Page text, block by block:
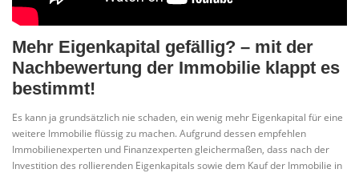
Mehr Eigenkapital gefällig? – mit der
Nachbewertung der Immobilie klappt es
bestimmt!
Es kann ja grundsätzlich nie schaden, ein wenig mehr Eigenkapital für eine
weitere Immobilie flüssig zu machen. Aufgrund dessen empfehlen
Immobilienexperten und Finanzexperten gleichermaßen, dass nach der
Investition des rollierenden Eigenkapitals sowie dem Kauf der Immobilie in